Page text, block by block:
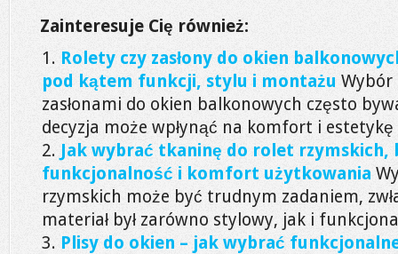
Zainteresuje Cię również:
Rolety czy zasłony do okien
pod kątem funkcji, stylu i montażu Wybór
zasłonami do okien balkonowych często
decyzja może wpłynąć na komfort i
Jak wybrać tkaninę do rolet rzymskich,
funkcjonalność i komfort użytkowania
rzymskich może być trudnym zadaniem,
materiał był zarówno stylowy, jak i
Plisy do okien – jak wybrać